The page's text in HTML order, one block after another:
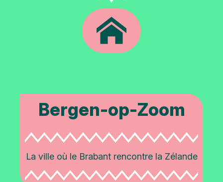
Bergen-op-Zoom
La ville où le Brabant rencontre la Zélande